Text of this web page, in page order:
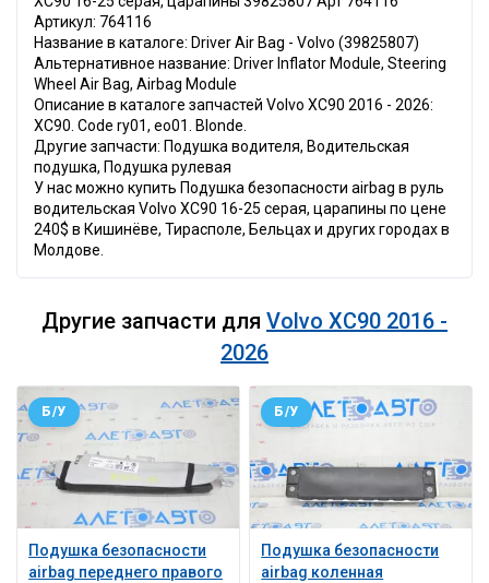
Артикул: 764116
Название в каталоге: Driver Air Bag - Volvo (39825807)
Альтернативное название: Driver Inflator Module, Steering
Wheel Air Bag, Airbag Module
Описание в каталоге запчастей Volvo XC90 2016 - 2026:
XC90. Code ry01, eo01. Blonde.
Другие запчасти: Подушка водителя, Водительская
подушка, Подушка рулевая
У нас можно купить Подушка безопасности airbag в руль
водительская Volvo XC90 16-25 серая, царапины по цене
240$ в Кишинёве, Тирасполе, Бельцах и других городах в
Молдове.
Другие запчасти для Volvo XC90 2016 -
2026
Подушка безопасности
airbag переднего правого
Б/У
Подушка безопасности
airbag коленная
Б/У